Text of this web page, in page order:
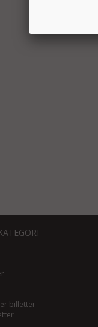
billetter